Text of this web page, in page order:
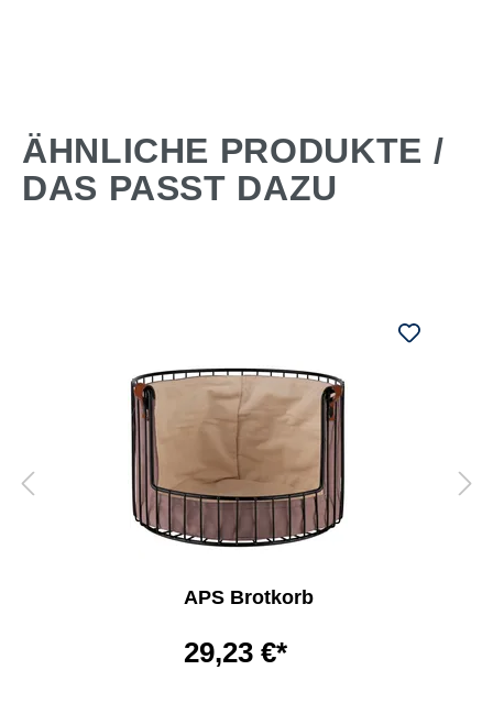
ÄHNLICHE PRODUKTE /
DAS PASST DAZU
APS Brotkorb
29,23 €*